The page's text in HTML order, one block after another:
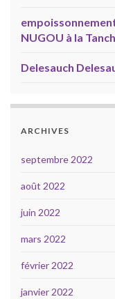
NUGOU à la
Delesauch
ARCHIVES
septembre 2022
août 2022
juin 2022
mars 2022
février 2022
janvier 2022